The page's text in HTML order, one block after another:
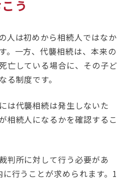
う
人は初めから相続人ではなか
。一方、代襲相続は、本来の
亡している場合に、その子ど
る制度です。
は代襲相続は発生しないた
相続人になるかを確認するこ
判所に対して行う必要があ
行うことが求められます。1